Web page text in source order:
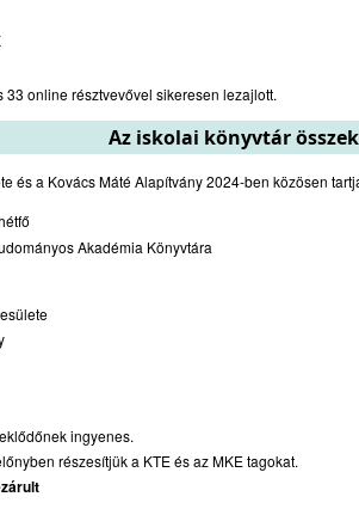
online résztvevővel sikeresen lezajlott.
Az iskolai könyvtár
és a Kovács Máté Alapítvány 2024-ben közösen
Akadémia Könyvtára
ingyenes.
részesítjük a KTE és az MKE tagokat.